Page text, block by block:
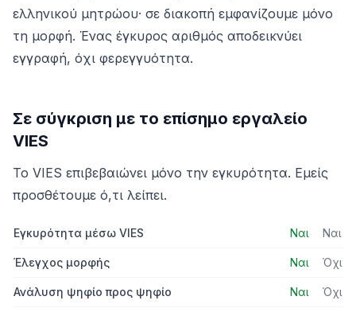
ελληνικού μητρώου· σε διακοπή εμφανίζουμε μόνο
τη μορφή. Ένας έγκυρος αριθμός αποδεικνύει
εγγραφή, όχι φερεγγυότητα.
Σε σύγκριση με το επίσημο εργαλείο
VIES
Το VIES επιβεβαιώνει μόνο την εγκυρότητα. Εμείς
προσθέτουμε ό,τι λείπει.
Εγκυρότητα μέσω VIES Ναι Ναι
Έλεγχος μορφής Ναι Όχι
Ανάλυση ψηφίο προς ψηφίο Ναι Όχι